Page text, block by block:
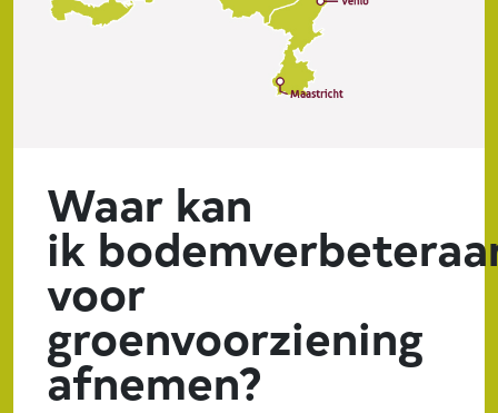
Waar kan
ik
voor
groenvoorziening
afnemen?